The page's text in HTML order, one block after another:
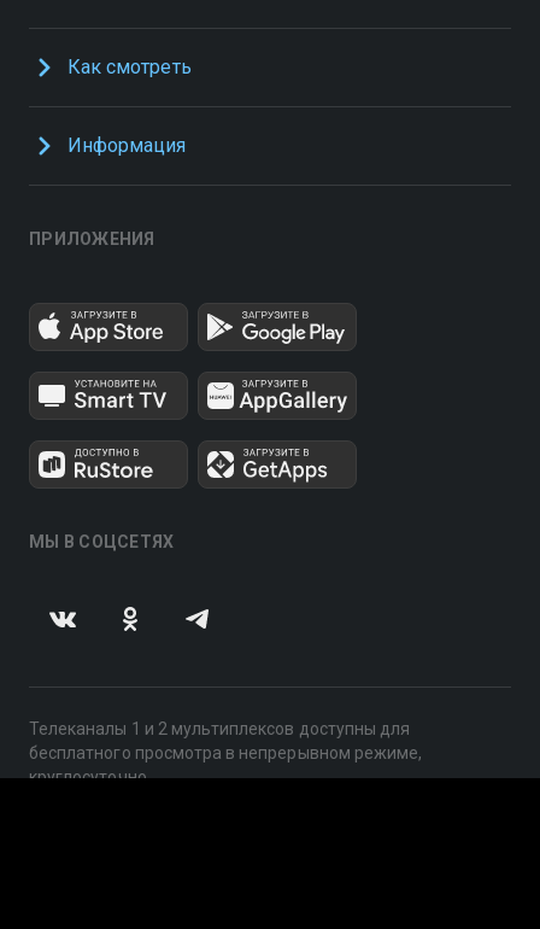
Как смотреть
Информация
ПРИЛОЖЕНИЯ
МЫ В СОЦСЕТЯХ
Телеканалы 1 и 2 мультиплексов доступны для
бесплатного просмотра в непрерывном режиме,
круглосуточно.